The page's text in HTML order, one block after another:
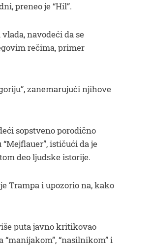
preneo je “Hil”.
navodeći da se
rečima, primer
zanemarujući njihove
sopstveno porodično
ističući da je
deo ljudske istorije.
Trampa i upozorio na, kako
puta javno kritikovao
“nasilnikom” i